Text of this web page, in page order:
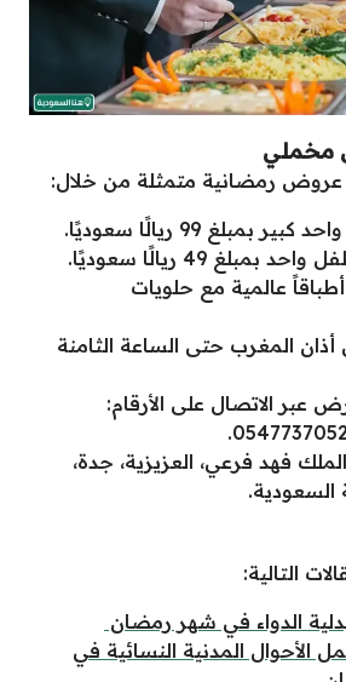
مخملي
رمضانية متمثلة من خلال:
99 ريالًا سعوديًا.
49 ريالًا سعوديًا.
عالمية مع حلويات
المغرب حتى الساعة الثامنة
عبر الاتصال على الأرقام:
فهد فرعي، العزيزية، جدة،
السعودية.
التالية:
الدواء في شهر رمضان
الأحوال المدنية النسائية في